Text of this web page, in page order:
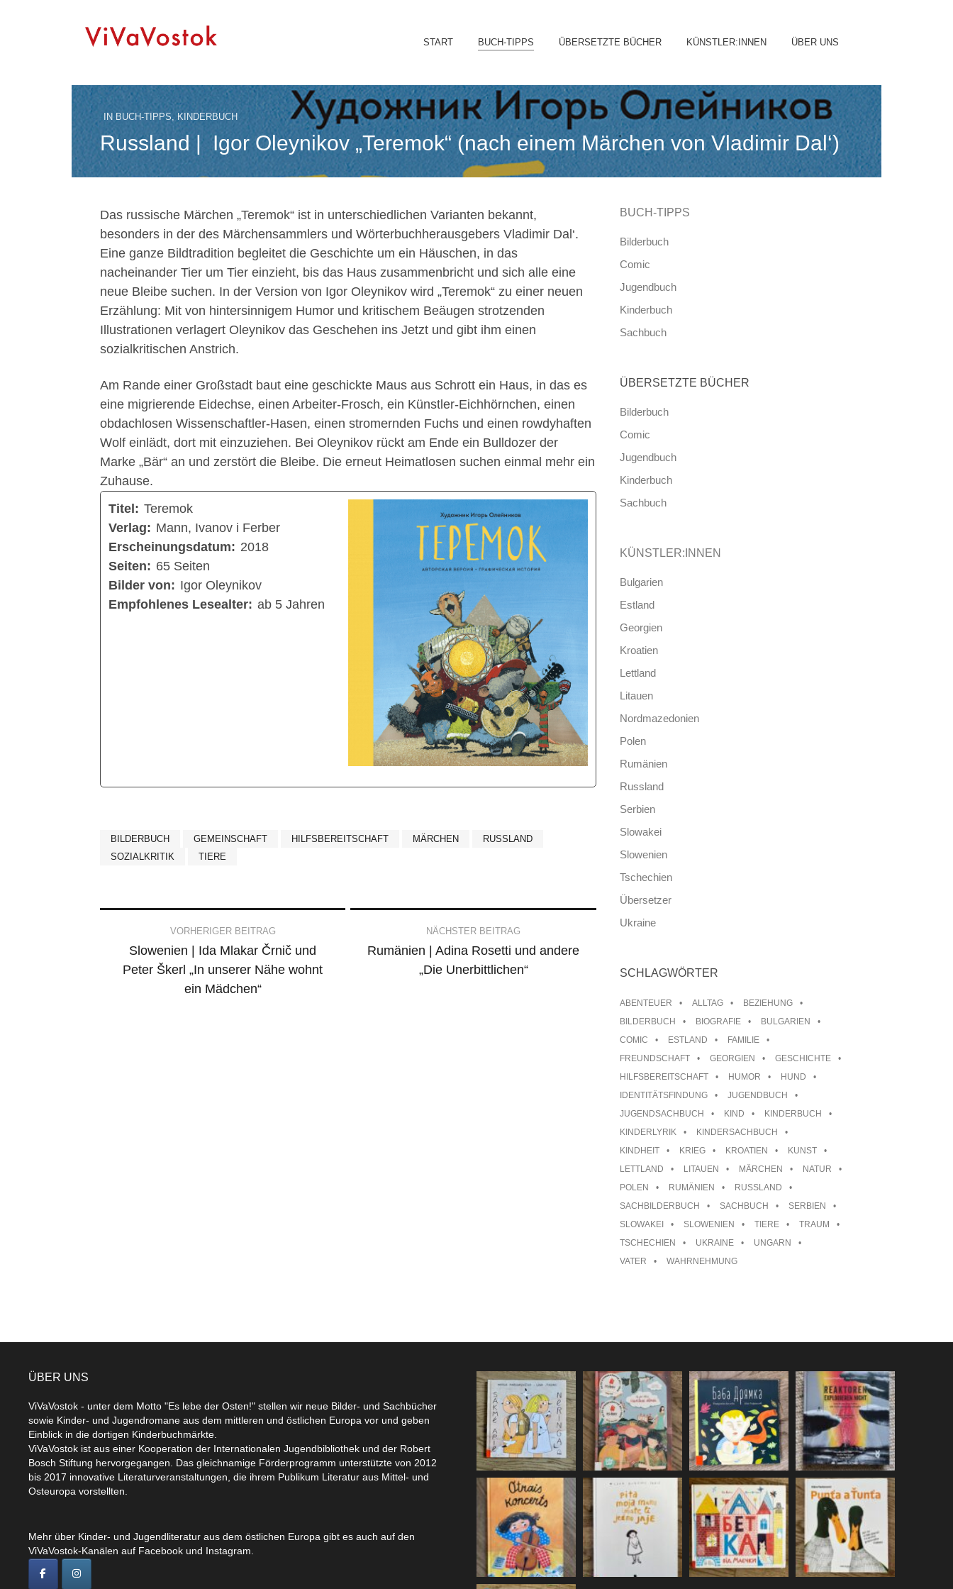
Skip
content
START BUCH-TIPPS ÜBERSETZTE BÜCHER KÜNSTLER:INNEN ÜBER UNS
IN BUCH-TIPPS,KINDERBUCH
Russland | Igor Oleynikov „Teremok“ (nach einem Märchen von Vladimir Dal‘)
Das russische Märchen „Teremok“ ist in unterschiedlichen Varianten bekannt,
besonders in der des Märchensammlers und Wörterbuchherausgebers Vladimir Dal‘.
Eine ganze Bildtradition begleitet die Geschichte um ein Häuschen, in das
nacheinander Tier um Tier einzieht, bis das Haus zusammenbricht und sich alle eine
neue Bleibe suchen. In der Version von Igor Oleynikov wird „Teremok“ zu einer neuen
Erzählung: Mit von hintersinnigem Humor und kritischem Beäugen strotzenden
Illustrationen verlagert Oleynikov das Geschehen ins Jetzt und gibt ihm einen
sozialkritischen Anstrich.
Am Rande einer Großstadt baut eine geschickte Maus aus Schrott ein Haus, in das es
eine migrierende Eidechse, einen Arbeiter-Frosch, ein Künstler-Eichhörnchen, einen
obdachlosen Wissenschaftler-Hasen, einen stromernden Fuchs und einen rowdyhaften
Wolf einlädt, dort mit einzuziehen. Bei Oleynikov rückt am Ende ein Bulldozer der
Marke „Bär“ an und zerstört die Bleibe. Die erneut Heimatlosen suchen einmal mehr ein
Zuhause.
Titel: Teremok
Verlag: Mann, Ivanov i Ferber
Erscheinungsdatum: 2018
Seiten: 65 Seiten
Bilder von: Igor Oleynikov
Empfohlenes Lesealter: ab 5 Jahren
BILDERBUCH GEMEINSCHAFT HILFSBEREITSCHAFT MÄRCHEN
RUSSLAND
SOZIALKRITIK
TIERE
navigation
VORHERIGER BEITRAG
Slowenien | Ida Mlakar Črnič und
Peter Škerl „In unserer Nähe wohnt
ein Mädchen“
NÄCHSTER BEITRAG
Rumänien | Adina Rosetti und andere
„Die Unerbittlichen“
BUCH-TIPPS
Bilderbuch
Comic
Jugendbuch
Kinderbuch
Sachbuch
ÜBERSETZTE BÜCHER
Bilderbuch
Comic
Jugendbuch
Kinderbuch
Sachbuch
KÜNSTLER:INNEN
Bulgarien
Estland
Georgien
Kroatien
Lettland
Litauen
Nordmazedonien
Polen
Rumänien
Russland
Serbien
Slowakei
Slowenien
Tschechien
Übersetzer
Ukraine
SCHLAGWÖRTER
ABENTEUER ALLTAG
BEZIEHUNG
BILDERBUCH
BIOGRAFIE
BULGARIEN
COMIC
ESTLAND
FAMILIE
FREUNDSCHAFT
GEORGIEN
GESCHICHTE
HILFSBEREITSCHAFT
HUMOR
HUND
IDENTITÄTSFINDUNG
JUGENDBUCH
JUGENDSACHBUCH
KIND
KINDERBUCH
KINDERLYRIK
KINDERSACHBUCH
KINDHEIT
KRIEG KROATIEN
KUNST
LETTLAND
LITAUEN MÄRCHEN
NATUR
POLEN
RUMÄNIEN
RUSSLAND
SACHBILDERBUCH
SACHBUCH
SERBIEN
SLOWAKEI
SLOWENIEN TIERE
TRAUM
TSCHECHIEN
UKRAINE
UNGARN
VATER
WAHRNEHMUNG
ÜBER UNS
ViVaVostok - unter dem Motto "Es lebe der Osten!" stellen wir neue Bilder- und Sachbücher
sowie Kinder- und Jugendromane aus dem mittleren und östlichen Europa vor und geben
Einblick in die dortigen Kinderbuchmärkte.
ViVaVostok ist aus einer Kooperation der Internationalen Jugendbibliothek und der Robert
Bosch Stiftung hervorgegangen. Das gleichnamige Förderprogramm unterstützte von 2012
bis 2017 innovative Literaturveranstaltungen, die ihrem Publikum Literatur aus Mittel- und
Osteuropa vorstellten.
Mehr über Kinder- und Jugendliteratur aus dem östlichen Europa gibt es auch auf den
ViVaVostok-Kanälen auf Facebook und Instagram.